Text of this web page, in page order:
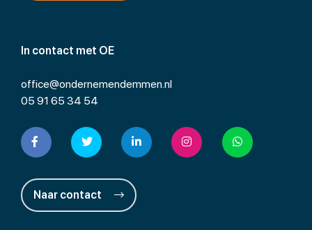
In contact met OE
office@ondernemendemmen.nl
05 91 65 34 54
Naar contact